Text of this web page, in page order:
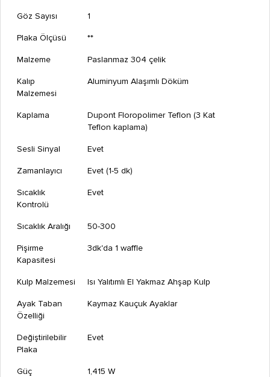
Göz Sayısı 1
Plaka Ölçüsü **
Malzeme Paslanmaz 304 çelik
Kalıp
Malzemesi
Aluminyum Alaşımlı Döküm
Kaplama
Dupont Floropolimer Teflon (3 Kat
Teflon kaplama)
Sesli Sinyal Evet
Zamanlayıcı Evet (1-5 dk)
Sıcaklık
Kontrolü
Evet
Sıcaklık Aralığı 50-300
Pişirme
Kapasitesi
3dk'da 1 waffle
Kulp Malzemesi Isı Yalıtımlı El Yakmaz Ahşap Kulp
Ayak Taban
Özelliği
Kaymaz Kauçuk Ayaklar
Değiştirilebilir
Plaka
Evet
Güç 1,415 W